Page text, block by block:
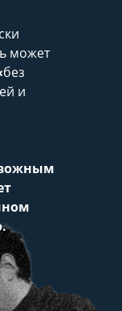
может
без
и